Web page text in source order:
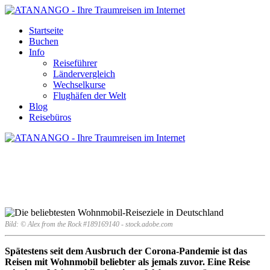
Startseite
Buchen
Info
Reiseführer
Ländervergleich
Wechselkurse
Flughäfen der Welt
Blog
Reisebüros
Bild: © Alex from the Rock #189169140 - stock.adobe.com
Spätestens seit dem Ausbruch der Corona-Pandemie ist das
Reisen mit Wohnmobil beliebter als jemals zuvor. Eine Reise